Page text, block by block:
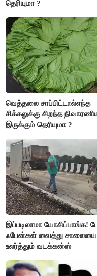
தெரியுமா ?
வெத்தலை சாப்பிட்டால்எந்த
சிக்கலுக்கு சிறந்த
இருக்கும் தெரியுமா ?
இப்படிலாமா யோசிப்பாங்க!
ஃபேன்கள் வைத்து சாலையை
உலர்த்தும் வடக்கன்ஸ்